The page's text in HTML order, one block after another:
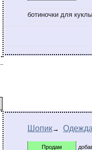
ботиночки для
Шопик→
Продам